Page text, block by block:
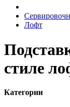
Лофт
стиле
Категории